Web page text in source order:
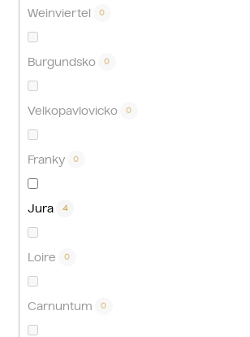
Weinviertel 0
Burgundsko 0
Velkopavlovicko 0
Franky 0
Jura 4
Loire 0
Carnuntum 0